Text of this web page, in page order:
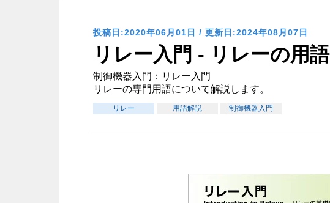
投稿日:2020年06月01日 / 更新日:2024年08月07日
リレー入門 - リレーの用語
制御機器入門：リレー入門
リレーの専門用語について解説します。
リレー 用語解説 制御機器入門